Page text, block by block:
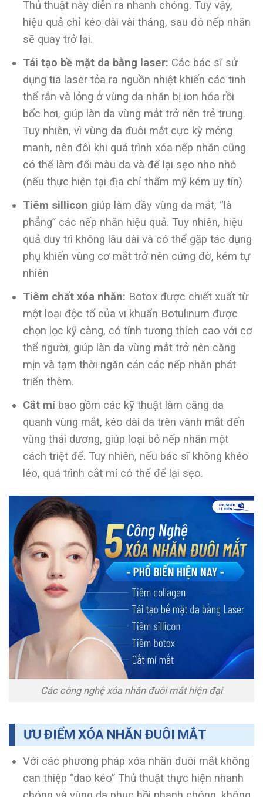
Thủ thuật này diễn ra nhanh chóng. Tuy vậy,
hiệu quả chỉ kéo dài vài tháng, sau đó nếp nhăn
sẽ quay trở lại.
Tái tạo bề mặt da bằng laser: Các bác sĩ sử
dụng tia laser tỏa ra nguồn nhiệt khiến các tinh
thể rắn và lỏng ở vùng da nhăn bị ion hóa rồi
bốc hơi, giúp làn da vùng mắt trở nên trẻ trung.
Tuy nhiên, vì vùng da đuôi mắt cực kỳ mỏng
manh, nên đôi khi quá trình xóa nếp nhăn cũng
có thể làm đổi màu da và để lại sẹo nho nhỏ
(nếu thực hiện tại địa chỉ thẩm mỹ kém uy tín)
Tiêm sillicon giúp làm đầy vùng da mắt, “là
phẳng” các nếp nhăn hiệu quả. Tuy nhiên, hiệu
quả duy trì không lâu dài và có thể gặp tác dụng
phụ khiến vùng cơ mắt trở nên cứng đờ, kém tự
nhiên
Tiêm chất xóa nhăn: Botox được chiết xuất từ
một loại độc tố của vi khuẩn Botulinum được
chọn lọc kỹ càng, có tính tương thích cao với cơ
thể người, giúp làn da vùng mắt trở nên căng
mịn và tạm thời ngăn cản các nếp nhăn phát
triển thêm.
Cắt míbao gồm các kỹ thuật làm căng da
quanh vùng mắt, kéo dài da trên vành mắt đến
vùng thái dương, giúp loại bỏ nếp nhăn một
cách triệt để. Tuy nhiên, nếu bác sĩ không khéo
léo, quá trình cắt mí có thể để lại sẹo.
Các công nghệ xóa nhăn đuôi mắt hiện đại
ƯU ĐIỂM XÓA NHĂN ĐUÔI MẮT
Với các phương pháp xóa nhăn đuôi mắt không
can thiệp “dao kéo” Thủ thuật thực hiện nhanh